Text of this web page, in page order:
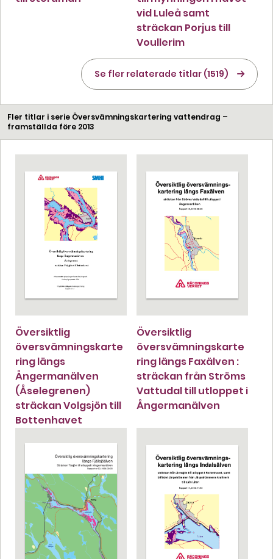
vid Luleå samt
sträckan Porjus till
Voullerim
Se fler relaterade titlar (1519)
Fler titlar i serie Översvämningskartering vattendrag –
framställda före 2013
Översiktlig
översvämningskarte
ring längs
Ångermanälven
(Åselegrenen)
sträckan Volgsjön till
Bottenhavet
Översiktlig
översvämningskarte
ring längs Faxälven :
sträckan från Ströms
Vattudal till utloppet i
Ångermanälven